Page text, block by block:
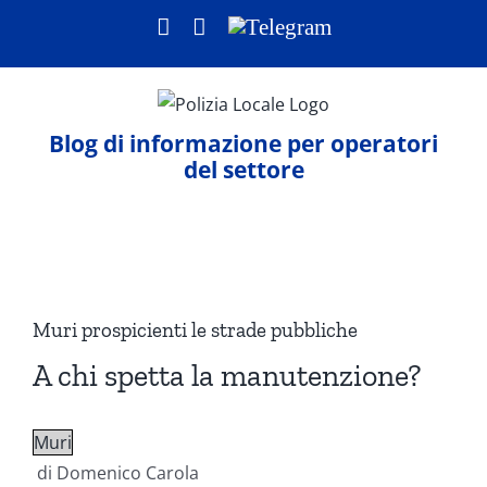
contenuto
Facebook
LinkedIn
Telegram
Blog di informazione per operatori
del settore
immagine
Muri prospicienti le strade pubbliche
A chi spetta la manutenzione?
Muri
di Domenico Carola